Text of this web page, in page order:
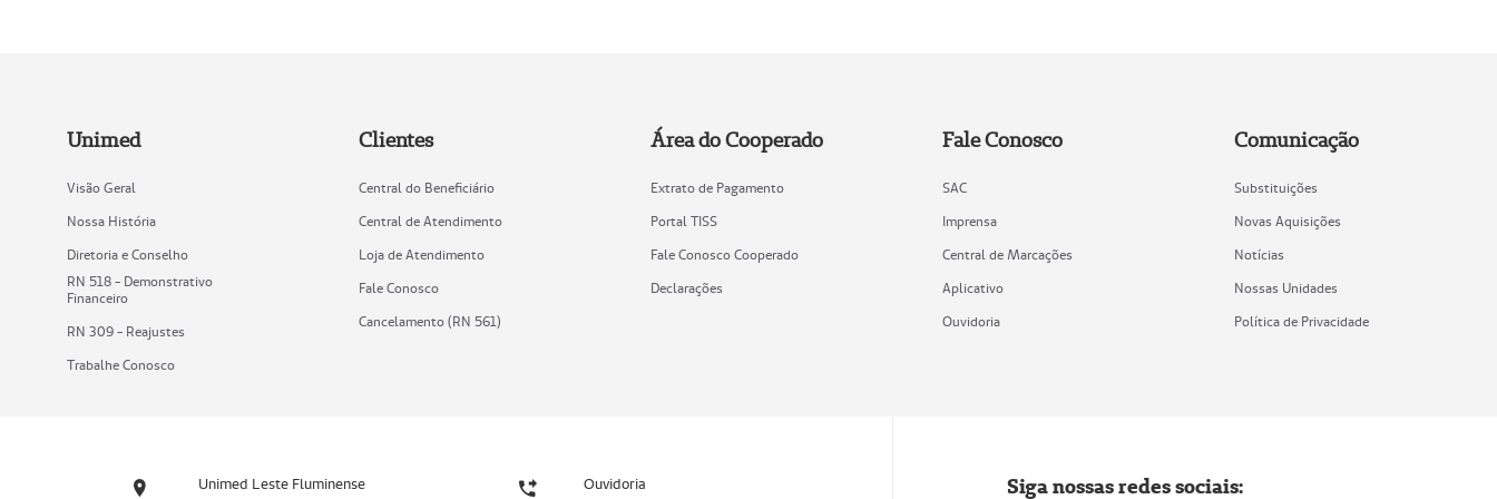
Unimed
Visão Geral
Nossa História
Diretoria e Conselho
RN 518 - Demonstrativo
Financeiro
RN 309 - Reajustes
Trabalhe Conosco
Clientes
Central do Beneficiário
Central de Atendimento
Loja de Atendimento
Fale Conosco
Cancelamento (RN 561)
Área do Cooperado
Extrato de Pagamento
Portal TISS
Fale Conosco Cooperado
Declarações
Fale Conosco
SAC
Imprensa
Central de Marcações
Aplicativo
Ouvidoria
Comunicação
Substituições
Novas Aquisições
Notícias
Nossas Unidades
Política de Privacidade
Unimed Leste Fluminense Ouvidoria Siga nossas redes sociais: